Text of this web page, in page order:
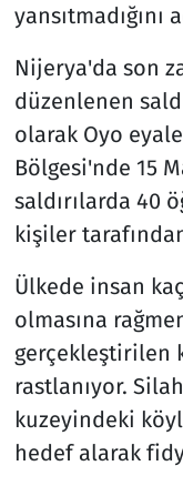
yansıtmadığını
Nijerya'da son
düzenlenen
olarak Oyo
Bölgesi'nde 15
saldırılarda 40
kişiler
Ülkede insan
olmasına
gerçekleştirilen
rastlanıyor.
kuzeyindeki
hedef alarak